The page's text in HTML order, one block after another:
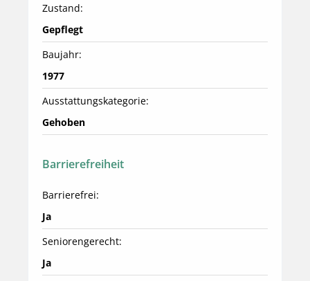
Zustand:
Gepflegt
Baujahr:
1977
Ausstattungskategorie:
Gehoben
Barrierefreiheit
Barrierefrei:
Ja
Seniorengerecht:
Ja